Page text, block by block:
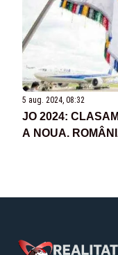
5 aug. 2024, 08:32
JO 2024:
A NOUA.